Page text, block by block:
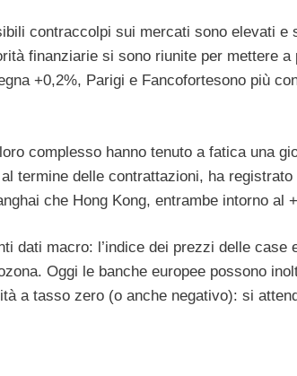
contraccolpi sui mercati sono elevati e
finanziarie si sono riunite per mettere
+0,2%, Parigi e Fancofortesono più
complesso hanno tenuto a fatica una
termine delle contrattazioni, ha
che Hong Kong, entrambe intorno al
dati macro: l’indice dei prezzi delle
Oggi le banche europee possono
a tasso zero (o anche negativo): si